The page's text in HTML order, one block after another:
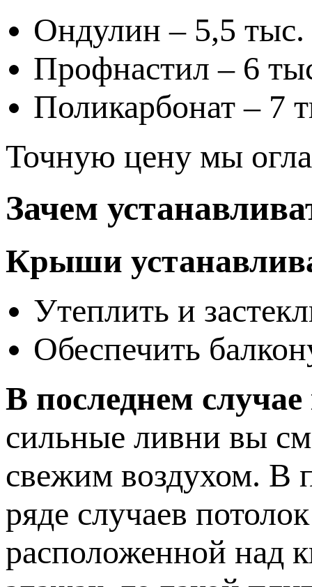
Ондулин – 5,5 тыс.
Профнастил – 6
Поликарбонат – 7
Точную цену мы
Зачем
Крыши
Утеплить и
Обеспечить
В последнем
сильные ливни вы
свежим воздухом. В
ряде случаев
расположенной над